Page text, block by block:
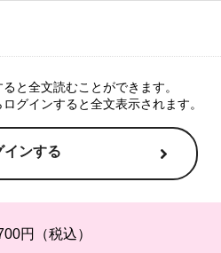
と全文読むことができます。
グインすると全文表示されます。
インする
円（税込）